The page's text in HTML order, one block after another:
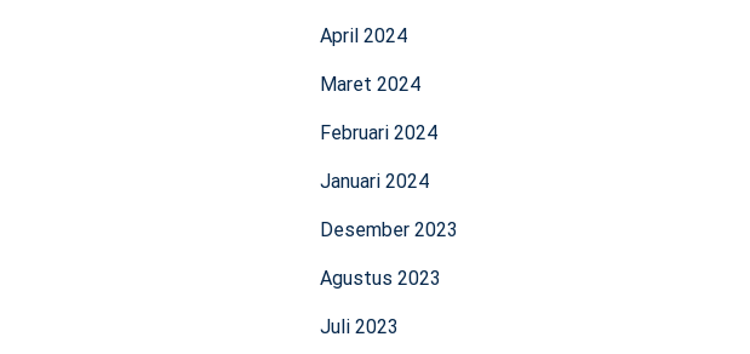
April 2024
Maret 2024
Februari 2024
Januari 2024
Desember 2023
Agustus 2023
Juli 2023